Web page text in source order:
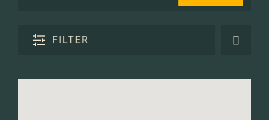
FILTER